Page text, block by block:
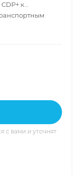
к
с вами и уточнят